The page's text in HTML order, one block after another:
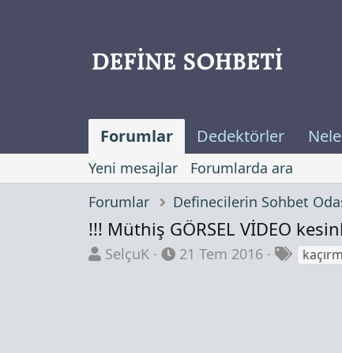
Forumlar Dedektörler
Yeni mesajlar
Forumlarda ara
Forumlar
!!! Müthiş GÖRSEL VİDEO
K
SelçuK
B
21 Tem 2016
E